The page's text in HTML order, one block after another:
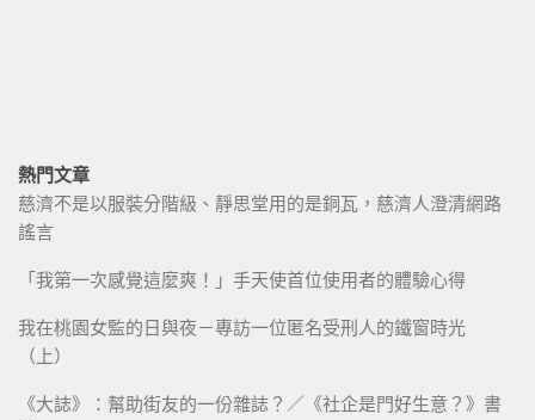
熱門文章
慈濟不是以服裝分階級、靜思堂用的是銅瓦，慈濟人澄清網路
謠言
「我第一次感覺這麼爽！」手天使首位使用者的體驗心得
我在桃園女監的日與夜－專訪一位匿名受刑人的鐵窗時光
（上）
《大誌》：幫助街友的一份雜誌？／《社企是門好生意？》書